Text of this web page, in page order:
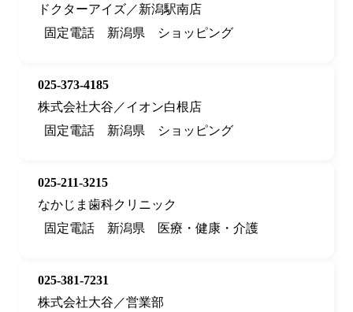
ドクターアイズ／新潟駅南店
固定電話
新潟県 ショッピング
025-373-4185
株式会社大谷／イオン白根店
固定電話
新潟県 ショッピング
025-211-3215
なかじま歯科クリニック
固定電話
新潟県 医療・健康・介護
025-381-7231
株式会社大谷／営業部